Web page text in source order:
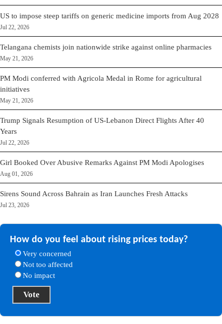
US to impose steep tariffs on generic medicine imports from Aug 2028
Jul 22, 2026
Telangana chemists join nationwide strike against online pharmacies
May 21, 2026
PM Modi conferred with Agricola Medal in Rome for agricultural
initiatives
May 21, 2026
Trump Signals Resumption of US-Lebanon Direct Flights After 40
Years
Jul 22, 2026
Girl Booked Over Abusive Remarks Against PM Modi Apologises
Aug 01, 2026
Sirens Sound Across Bahrain as Iran Launches Fresh Attacks
Jul 23, 2026
How do you feel about rising prices today?
Very concerned
Not too affected
No impact